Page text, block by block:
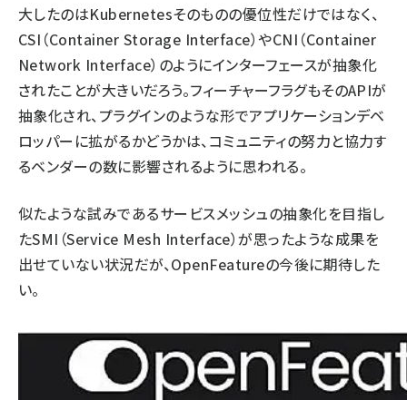
大したのはKubernetesそのものの優位性だけではなく、
CSI（Container Storage Interface）やCNI（Container
Network Interface）のようにインターフェースが抽象化
されたことが大きいだろう。フィーチャーフラグもそのAPIが
抽象化され、プラグインのような形でアプリケーションデベ
ロッパーに拡がるかどうかは、コミュニティの努力と協力す
るベンダーの数に影響されるように思われる。
似たような試みであるサービスメッシュの抽象化を目指し
たSMI（Service Mesh Interface）が思ったような成果を
出せていない状況だが、OpenFeatureの今後に期待した
い。